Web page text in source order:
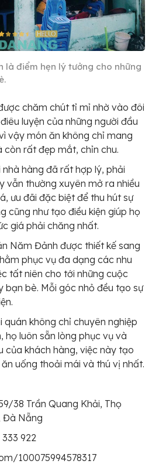
là điểm hẹn lý tưởng cho những
chăm chút tỉ mỉ nhờ vào đôi
luyện của những người đầu
vậy món ăn không chỉ mang
rất đẹp mắt, chỉn chu.
hàng đã rất hợp lý, phải
vẫn thường xuyên mở ra nhiều
ưu đãi đặc biệt để thu hút sự
cũng như tạo điều kiện giúp họ
giá phải chăng nhất.
Năm Đảnh được thiết kế sang
phục vụ đa dạng các nhu
tất niên cho tới những cuộc
bạn bè. Mỗi góc nhỏ đều tạo sự
quán không chỉ chuyên nghiệp
họ luôn sẵn lòng phục vụ và
của khách hàng, việc này tạo
uống thoải mái và thú vị nhất.
38 Trần Quang Khải, Thọ
Đà Nẵng
922
100075994578317